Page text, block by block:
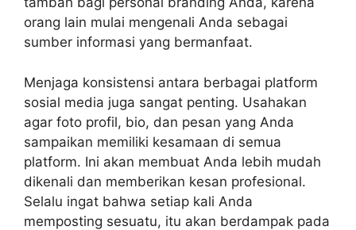
orang lain mulai mengenali Anda sebagai
sumber informasi yang bermanfaat.
Menjaga konsistensi antara berbagai platform
sosial media juga sangat penting. Usahakan
agar foto profil, bio, dan pesan yang Anda
sampaikan memiliki kesamaan di semua
platform. Ini akan membuat Anda lebih mudah
dikenali dan memberikan kesan profesional.
Selalu ingat bahwa setiap kali Anda
memposting sesuatu, itu akan berdampak pada